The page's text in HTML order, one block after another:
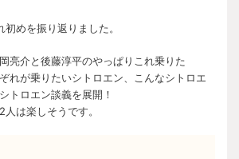
めを振り返りました。
亮介と後藤淳平のやっぱりこれ乗りた
れが乗りたいシトロエン、こんなシトロエ
トロエン談義を展開！
は楽しそうです。